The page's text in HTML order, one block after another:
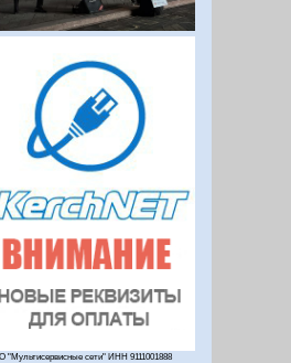
"Мультисервисные сети" ИНН 9111001888